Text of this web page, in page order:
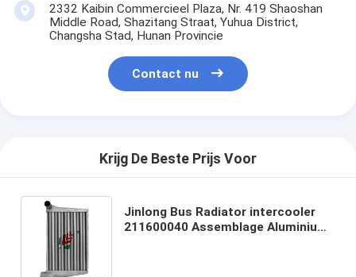
2332 Kaibin Commercieel Plaza, Nr. 419 Shaoshan
Middle Road, Shazitang Straat, Yuhua District,
Changsha Stad, Hunan Provincie
Contact nu
Krijg De Beste Prijs Voor
Jinlong Bus Radiator intercooler
211600040 Assemblage Aluminium